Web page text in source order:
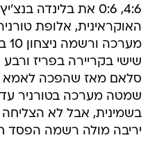
האוקראינית, אלופת
שישי בקריירה בפריז ורבע
שמטה מערכה בטורניר
בשמינית, אבל לא הצליחה
יריבה מולה רשמה הפסד